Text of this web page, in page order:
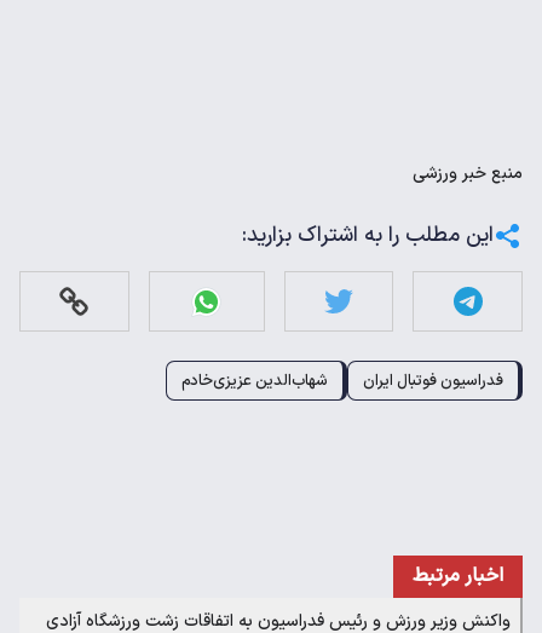
منبعخبر ورزشی
این مطلب را به اشتراک بزارید:
فدراسیون فوتبال ایران شهاب‌الدین عزیزی‌خادم
اخبار مرتبط
واکنش وزیر ورزش و رئیس فدراسیون به اتفاقات زشت ورزشگاه آزادی